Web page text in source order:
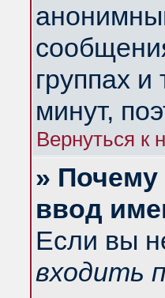
группах и
минут,
Вернуться к
» Почему
ввод
Если вы
входить